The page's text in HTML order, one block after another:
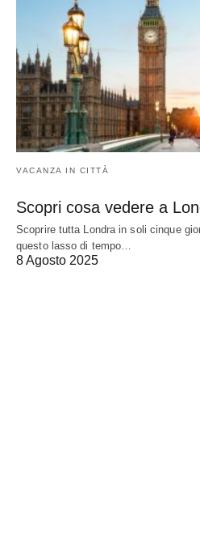
VACANZA IN CITTÀ
Scopri cosa vedere a
Scoprire tutta Londra in soli cinque
questo lasso di tempo…
8 Agosto 2025